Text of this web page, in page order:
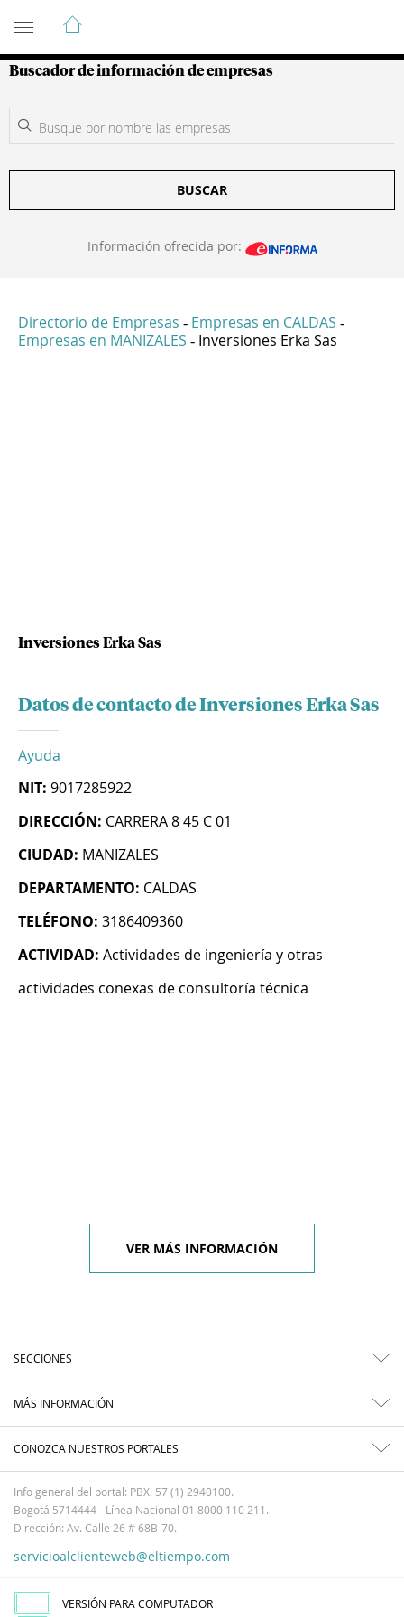
Guía de Empresas Colombianas
Buscador de información de empresas
BUSCAR
Información ofrecida por:
Directorio de Empresas - Empresas en CALDAS -
Empresas en MANIZALES - Inversiones Erka Sas
Inversiones Erka Sas
Datos de contacto de Inversiones Erka Sas
Ayuda
NIT: 9017285922
DIRECCIÓN: CARRERA 8 45 C 01
CIUDAD: MANIZALES
DEPARTAMENTO: CALDAS
TELÉFONO: 3186409360
ACTIVIDAD: Actividades de ingeniería y otras
actividades conexas de consultoría técnica
VER MÁS INFORMACIÓN
SECCIONES
MÁS INFORMACIÓN
CONOZCA NUESTROS PORTALES
Info general del portal: PBX: 57 (1) 2940100.
Bogotá 5714444 - Línea Nacional 01 8000 110 211.
Dirección: Av. Calle 26 # 68B-70.
servicioalclienteweb@eltiempo.com
VERSIÓN PARA COMPUTADOR